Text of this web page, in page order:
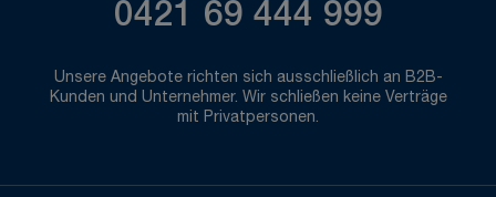
0421 69 444 999
Unsere Angebote richten sich ausschließlich an B2B-
Kunden und Unternehmer. Wir schließen keine Verträge
mit Privatpersonen.